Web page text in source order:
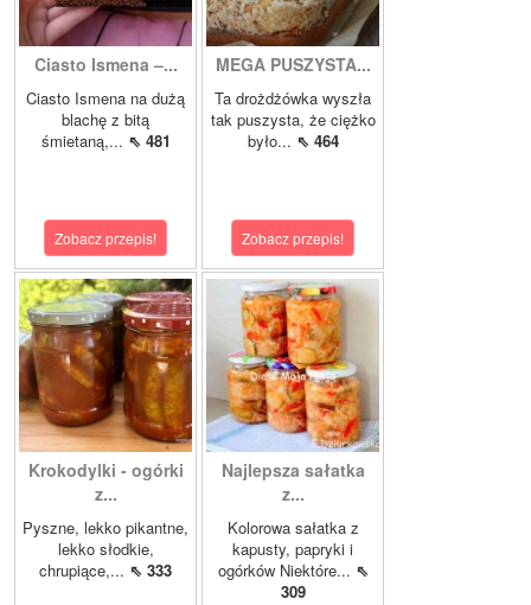
Ciasto Ismena –...
Ciasto Ismena na dużą
blachę z bitą
śmietaną,... ⇖ 481
Zobacz przepis!
MEGA PUSZYSTA...
Ta drożdżówka wyszła
tak puszysta, że ciężko
było... ⇖ 464
Zobacz przepis!
Krokodylki - ogórki
z...
Pyszne, lekko pikantne,
lekko słodkie,
chrupiące,... ⇖ 333
Najlepsza sałatka
z...
Kolorowa sałatka z
kapusty, papryki i
ogórków Niektóre... ⇖
309